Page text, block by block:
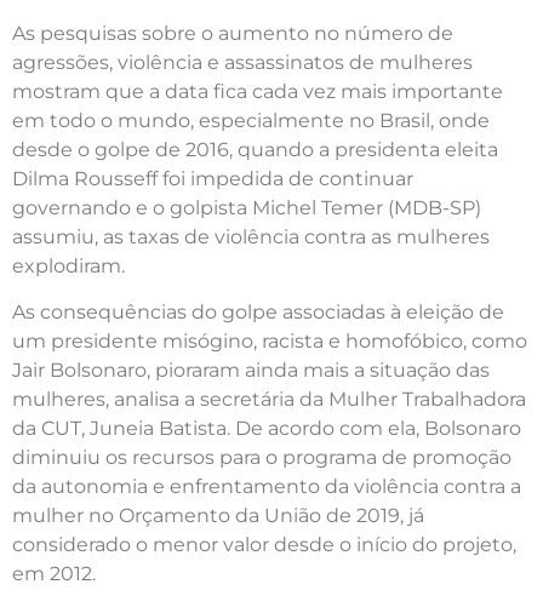
As pesquisas sobre o aumento no número de
agressões, violência e assassinatos de mulheres
mostram que a data fica cada vez mais importante
em todo o mundo, especialmente no Brasil, onde
desde o golpe de 2016, quando a presidenta eleita
Dilma Rousseff foi impedida de continuar
governando e o golpista Michel Temer (MDB-SP)
assumiu, as taxas de violência contra as mulheres
explodiram.
As consequências do golpe associadas à eleição de
um presidente misógino, racista e homofóbico, como
Jair Bolsonaro, pioraram ainda mais a situação das
mulheres, analisa a secretária da Mulher Trabalhadora
da CUT, Juneia Batista. De acordo com ela, Bolsonaro
diminuiu os recursos para o programa de promoção
da autonomia e enfrentamento da violência contra a
mulher no Orçamento da União de 2019, já
considerado o menor valor desde o início do projeto,
em 2012.